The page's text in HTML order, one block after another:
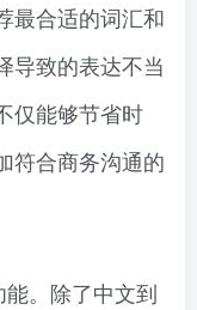
最合适的词汇和
导致的表达不当
仅能够节省时
符合商务沟通的
。除了中文到